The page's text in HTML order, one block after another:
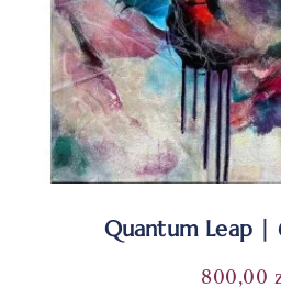
Quantum Leap
800,00